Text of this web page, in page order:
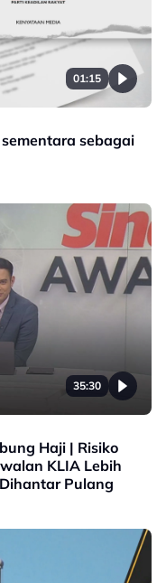
01:15
sebagai
35:30
Haji | Risiko
KLIA Lebih
Pulang